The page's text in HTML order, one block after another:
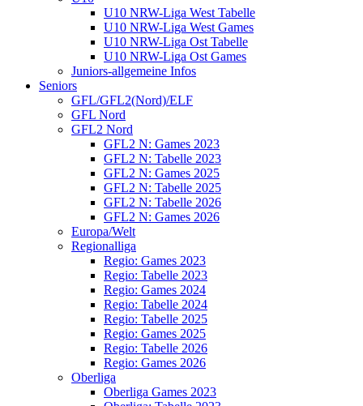
U10 NRW-Liga West Tabelle
U10 NRW-Liga West Games
U10 NRW-Liga Ost Tabelle
U10 NRW-Liga Ost Games
Juniors-allgemeine Infos
Seniors
GFL/GFL2(Nord)/ELF
GFL Nord
GFL2 Nord
GFL2 N: Games 2023
GFL2 N: Tabelle 2023
GFL2 N: Games 2025
GFL2 N: Tabelle 2025
GFL2 N: Tabelle 2026
GFL2 N: Games 2026
Europa/Welt
Regionalliga
Regio: Games 2023
Regio: Tabelle 2023
Regio: Games 2024
Regio: Tabelle 2024
Regio: Tabelle 2025
Regio: Games 2025
Regio: Tabelle 2026
Regio: Games 2026
Oberliga
Oberliga Games 2023